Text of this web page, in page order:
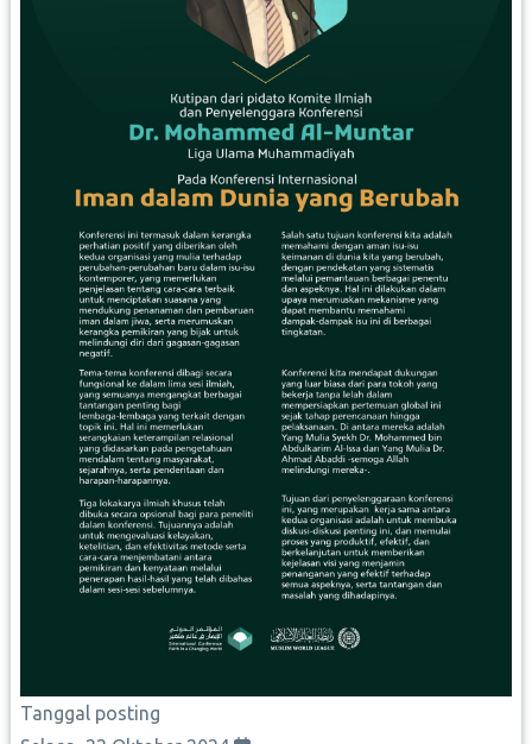
Tanggal posting